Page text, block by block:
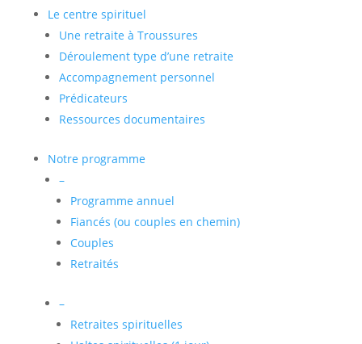
Le centre spirituel
Une retraite à Troussures
Déroulement type d’une retraite
Accompagnement personnel
Prédicateurs
Ressources documentaires
Notre programme
–
Programme annuel
Fiancés (ou couples en chemin)
Couples
Retraités
–
Retraites spirituelles